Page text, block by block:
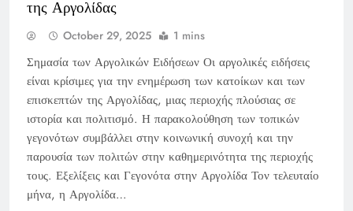
της Αργολίδας
October 29, 2025 1 mins
Σημασία των Αργολικών Ειδήσεων Οι αργολικές ειδήσεις
είναι κρίσιμες για την ενημέρωση των κατοίκων και των
επισκεπτών της Αργολίδας, μιας περιοχής πλούσιας σε
ιστορία και πολιτισμό. Η παρακολούθηση των τοπικών
γεγονότων συμβάλλει στην κοινωνική συνοχή και την
παρουσία των πολιτών στην καθημερινότητα της περιοχής
τους. Εξελίξεις και Γεγονότα στην Αργολίδα Τον τελευταίο
μήνα, η Αργολίδα…